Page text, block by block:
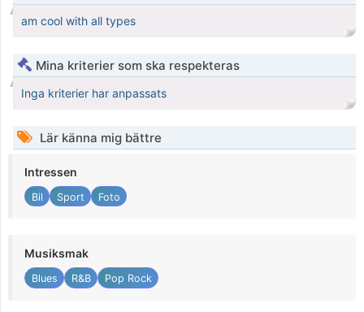
am cool with all types
Mina kriterier som ska respekteras
Inga kriterier har anpassats
Lär känna mig bättre
Intressen
Bil Sport Foto
Musiksmak
Blues R&B Pop Rock